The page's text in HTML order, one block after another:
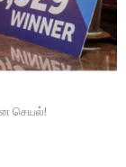
செயல்!